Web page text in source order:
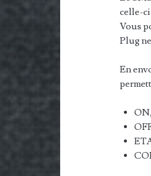
celle-ci
Vous
Plug
En